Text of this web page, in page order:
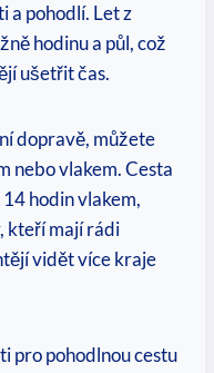
a pohodlí. Let z
hodinu a ⁣půl, ‌což
ušetřit čas.
dopravě, můžete
nebo vlakem. Cesta
hodin‍ vlakem,
kteří mají‍ rádi
vidět více ​kraje